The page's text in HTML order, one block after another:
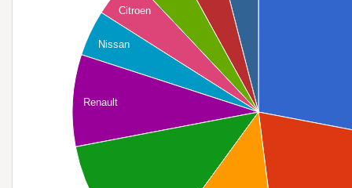
Citroen
Nissan
Renault